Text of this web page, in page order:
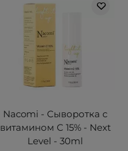
Nacomi - Сыворотка с
витамином С 15% - Next
Level - 30ml